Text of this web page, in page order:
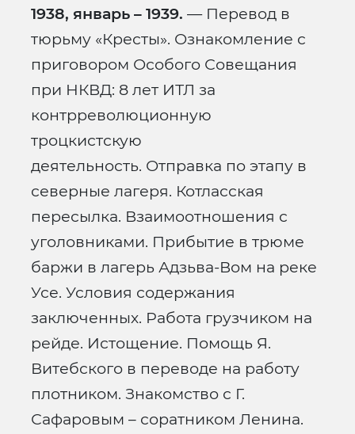
1938, январь – 1939. — Перевод в
тюрьму «Кресты». Ознакомление с
приговором Особого Совещания
при НКВД: 8 лет ИТЛ за
контрреволюционную
троцкистскую
деятельность. Отправка по этапу в
северные лагеря. Котласская
пересылка. Взаимоотношения с
уголовниками. Прибытие в трюме
баржи в лагерь Адзьва-Вом на реке
Усе. Условия содержания
заключенных. Работа грузчиком на
рейде. Истощение. Помощь Я.
Витебского в переводе на работу
плотником. Знакомство с Г.
Сафаровым – соратником Ленина.